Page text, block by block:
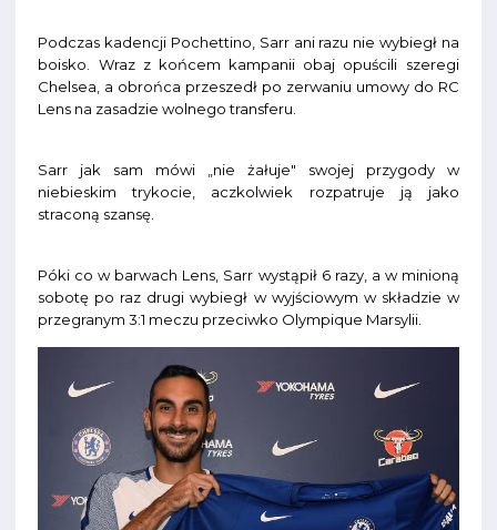
Podczas kadencji Pochettino, Sarr ani razu nie wybiegł na
boisko. Wraz z końcem kampanii obaj opuścili szeregi
Chelsea, a obrońca przeszedł po zerwaniu umowy do RC
Lens na zasadzie wolnego transferu.
Sarr jak sam mówi „nie żałuje" swojej przygody w
niebieskim trykocie, aczkolwiek rozpatruje ją jako
straconą szansę.
Póki co w barwach Lens, Sarr wystąpił 6 razy, a w minioną
sobotę po raz drugi wybiegł w wyjściowym w składzie w
przegranym 3:1 meczu przeciwko Olympique Marsylii.